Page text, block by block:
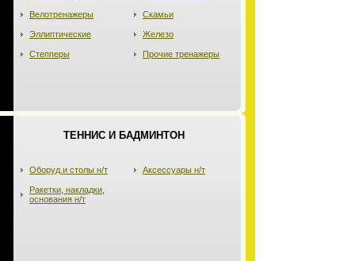
Велотренажеры
Эллиптические
Степперы
Скамьи
Железо
Прочие тренажеры
ТЕННИС И БАДМИНТОН
Оборуд.и столы н/т
Ракетки, накладки,
основания н/т
Аксессуары н/т